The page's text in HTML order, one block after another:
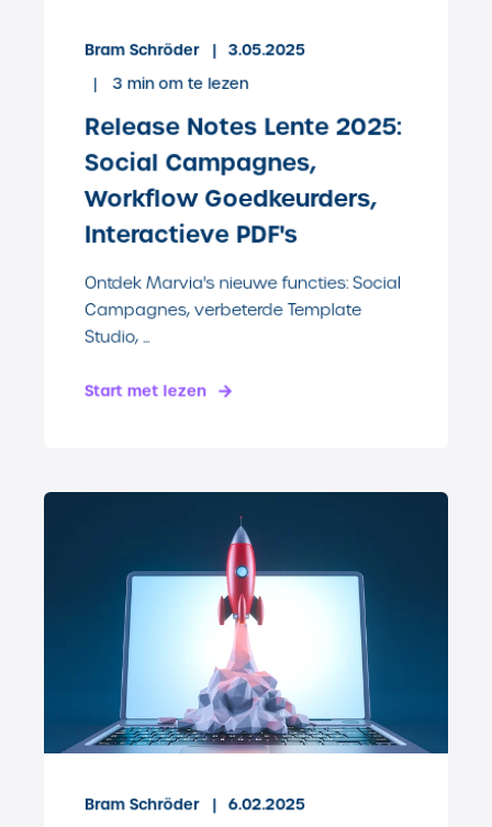
Bram Schröder
3.05.2025
3 min om te lezen
Release Notes Lente 2025:
Social Campagnes,
Workflow Goedkeurders,
Interactieve PDF's
Ontdek Marvia's nieuwe functies: Social
Campagnes, verbeterde Template
Studio, ...
Start met lezen
Bram Schröder
6.02.2025